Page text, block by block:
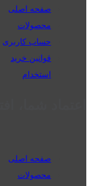
صفحه اصلی
محصولات
حساب کاربری
قوانین خرید
استخدام
صفحه اصلی
محصولات